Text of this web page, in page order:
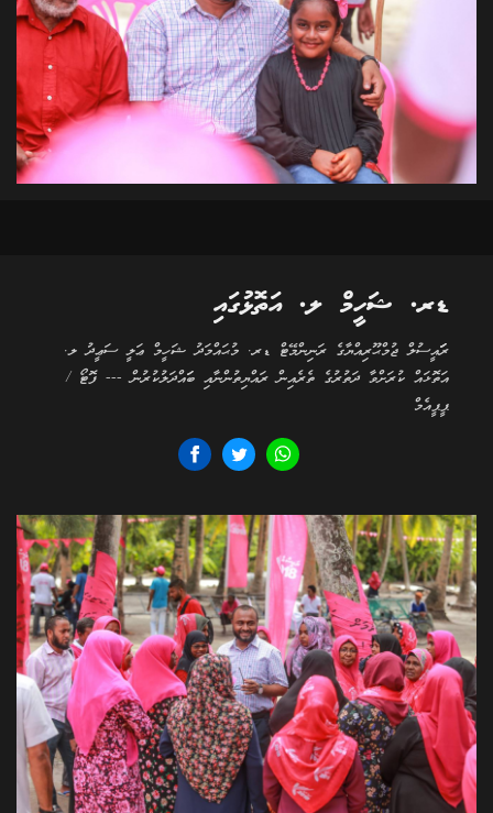
ޑރ. ޝަހީމް ލ. އަތޮޅުގައި
ރަަައީސުލް ޖުމްޙޫރިއްޔާގެ ރަނިންމޭޓް ޑރ. މުޙައްމަދު ޝަހީމް ޢަލީ ސަޢީދު ލ.
އަތޮޅައް ކުރަށްވާ ދަތުރުގެ ތެރެއިން ރައްޔިތުންނާއި ބަައްދަލުކުރުން --- ފޮޓޯ /
ޕީޕީއެމް